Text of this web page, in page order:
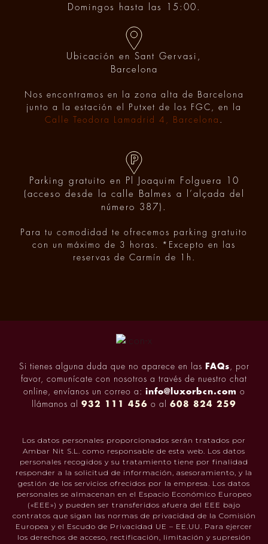
Domingos hasta las 15:00.
Ubicación en Sant Gervasi,
Barcelona
Nos encontramos en la zona alta de Barcelona
junto a la estación el Putxet de los FGC, en la
Calle Teodora Lamadrid 4, Barcelona
Parking gratuito en Pl Joaquim Folguera 10
(acceso desde la calle Balmes a l’alçada del
número 387).
Para tu comodidad te ofrecemos parking gratuito
con un máximo de 3 horas. *Excepto en las
reservas de Carmín de 1h.
Si tienes alguna duda que no aparece en las FAQs , por
favor, comunícate con nosotros a través de nuestro chat
online, envíanos un correo a: info@luxorbcn.com o
llámanos al 932 111 456 o al 608 824 259
Los datos personales proporcionados serán tratados por
Ambar Nit S.L. como responsable de esta web. Los datos
personales recogidos y su tratamiento tiene por finalidad
responder a la solicitud de información, asesoramiento, y la
gestión de los servicios ofrecidos por la empresa. Los datos
personales se almacenan en el Espacio Económico Europeo
(«EEE») y pueden ser transferidos afuera del EEE bajo
contratos que sigan las normas de privacidad de la Comisión
Europea y el Escudo de Privacidad UE – EE.UU. Para ejercer
los derechos de acceso, rectificación, limitación y supresión